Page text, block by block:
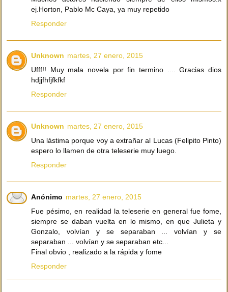
ej.Horton, Pablo Mc Caya, ya muy repetido
Responder
Unknown martes, 27 enero, 2015
Ufff!! Muy mala novela por fin termino .... Gracias dios
hdjjfhfjfkfkf
Responder
Unknown martes, 27 enero, 2015
Una lástima porque voy a extrañar al Lucas (Felipito Pinto)
espero lo llamen de otra teleserie muy luego.
Responder
Anónimo martes, 27 enero, 2015
Fue pésimo, en realidad la teleserie en general fue fome,
siempre se daban vuelta en lo mismo, en que Julieta y
Gonzalo, volvían y se separaban ... volvían y se
separaban ... volvían y se separaban etc...
Final obvio , realizado a la rápida y fome
Responder